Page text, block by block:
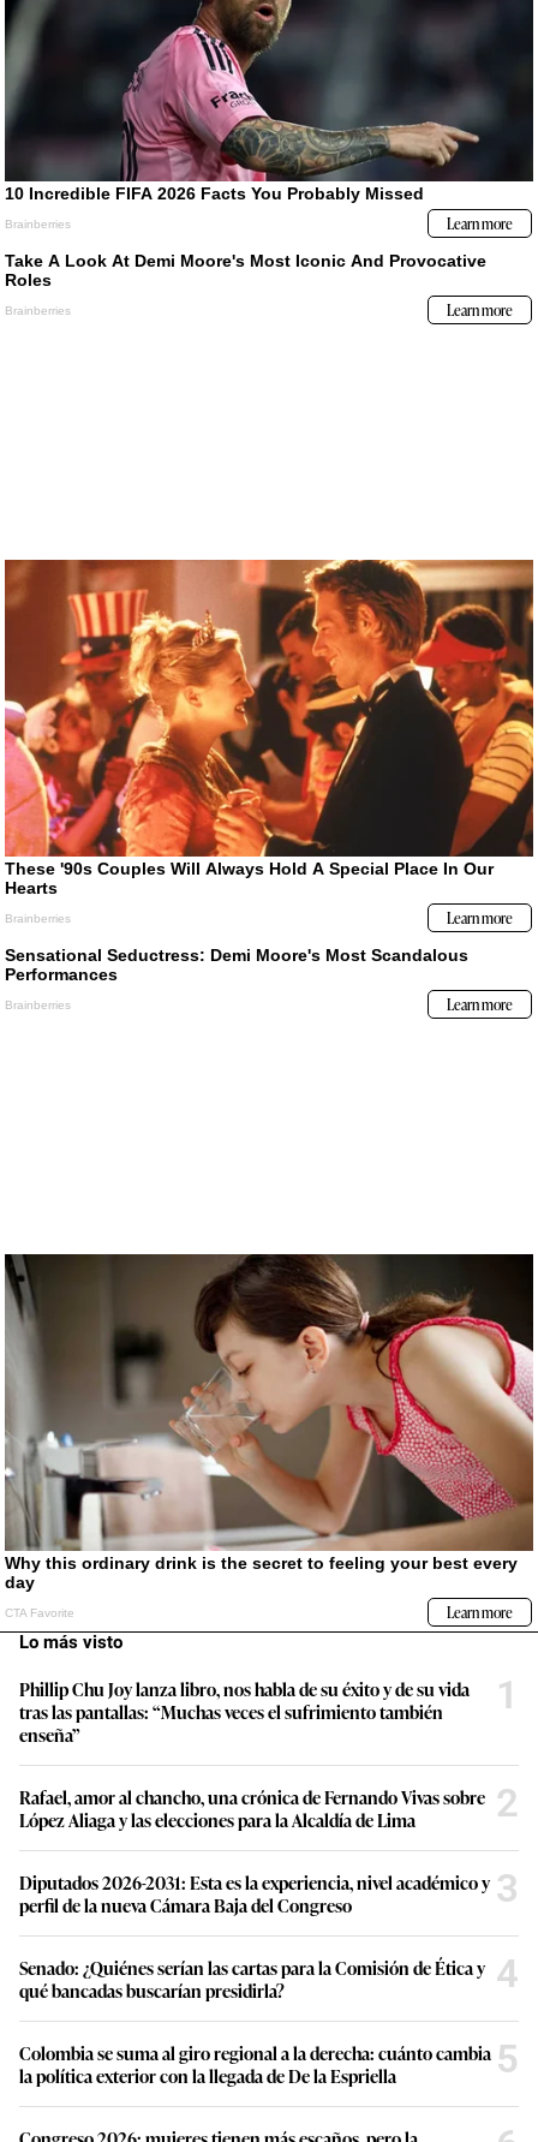
Lo más visto
Phillip Chu Joy lanza libro, nos habla de su éxito y de su vida
tras las pantallas: “Muchas veces el sufrimiento también
enseña”
1
Rafael, amor al chancho, una crónica de Fernando Vivas sobre
López Aliaga y las elecciones para la Alcaldía de Lima
2
Diputados 2026-2031: Esta es la experiencia, nivel académico y
perfil de la nueva Cámara Baja del Congreso
3
Senado: ¿Quiénes serían las cartas para la Comisión de Ética y
qué bancadas buscarían presidirla?
4
Colombia se suma al giro regional a la derecha: cuánto cambia
la política exterior con la llegada de De la Espriella
5